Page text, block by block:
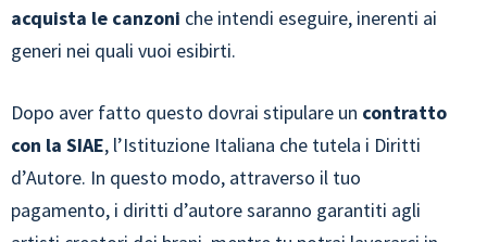
acquista le canzoni che intendi eseguire, inerenti ai
generi nei quali vuoi esibirti.
Dopo aver fatto questo dovrai stipulare un contratto
con la SIAE, l’Istituzione Italiana che tutela i Diritti
d’Autore. In questo modo, attraverso il tuo
pagamento, i diritti d’autore saranno garantiti agli